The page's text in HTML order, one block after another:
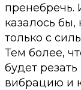
пренебречь.
казалось
только с
Тем более,
будет
вибрацию и